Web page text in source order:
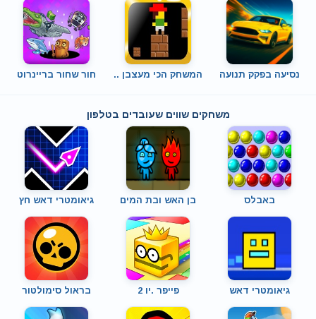
נסיעה בפקק תנועה המשחק הכי מעצבן .. חור שחור בריינרוט
משחקים שווים שעובדים בטלפון
באבלס בן האש ובת המים גיאומטרי דאש חץ
גיאומטרי דאש פייפר .יו 2 בראול סימולטור